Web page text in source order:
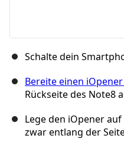
Schalte dein
Bereite einen
Rückseite des Note8
Lege den iOpener
zwar entlang der